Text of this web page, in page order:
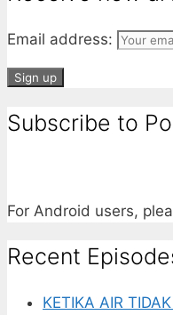
Email address:
Subscribe to
For Android users,
Recent
KETIKA AIR